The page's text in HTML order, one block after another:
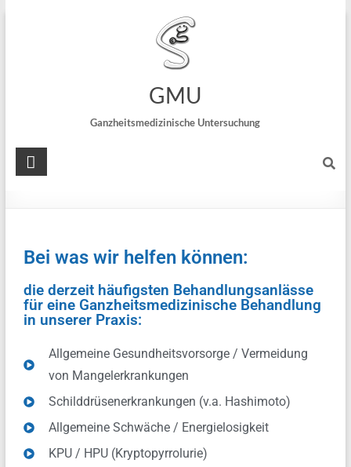
~ Speckweg 22 ~ 68305 Mannheim :::
Leistungen der Ganzheitsmedizin
GMU
Ganzheitsmedizinische Untersuchung
Erfahrungen
Bei was wir helfen können:
die derzeit häufigsten Behandlungsanlässe
für eine Ganzheitsmedizinische Behandlung
in unserer Praxis:
Allgemeine Gesundheitsvorsorge / Vermeidung
von Mangelerkrankungen
Schilddrüsenerkrankungen (v.a. Hashimoto)
Allgemeine Schwäche / Energielosigkeit
KPU / HPU (Kryptopyrrolurie)